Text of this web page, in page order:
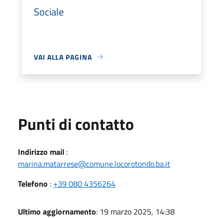
Sociale
VAI ALLA PAGINA
Punti di contatto
Indirizzo mail :
marina.matarrese@comune.locorotondo.ba.it
Telefono : +39 080 4356264
Ultimo aggiornamento: 19 marzo 2025, 14:38